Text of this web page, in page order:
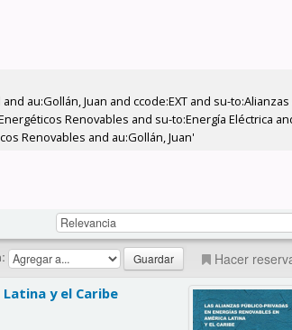
au:Gollán, Juan and ccode:EXT and su-
Renovables and su-to:Energía Eléctrica
Renovables and au:Gollán, Juan'
Hacer
y el Caribe